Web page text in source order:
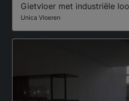
Gietvloer met industriële
Unica Vloeren